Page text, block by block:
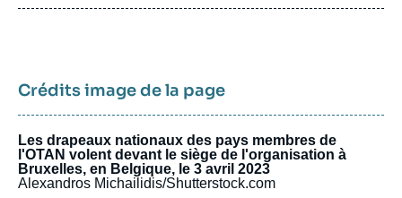
Crédits image de la page
Les drapeaux nationaux des pays membres de
l'OTAN volent devant le siège de l'organisation à
Bruxelles, en Belgique, le 3 avril 2023
Alexandros Michailidis/Shutterstock.com